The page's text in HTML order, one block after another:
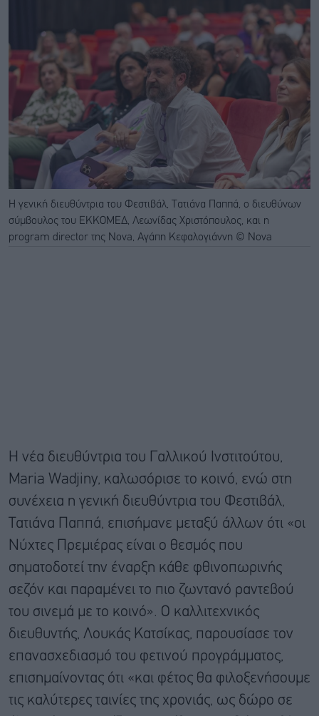
H γενική διευθύντρια του Φεστιβάλ, Τατιάνα Παππά, ο διευθύνων
σύμβουλος του ΕΚΚΟΜΕΔ, Λεωνίδας Χριστόπουλος, και η
program director της Nova, Αγάπη Κεφαλογιάννη © Nova
Η νέα διευθύντρια του Γαλλικού Ινστιτούτου,
Maria Wadjiny, καλωσόρισε το κοινό, ενώ στη
συνέχεια η γενική διευθύντρια του Φεστιβάλ,
Τατιάνα Παππά, επισήμανε μεταξύ άλλων ότι «οι
Νύχτες Πρεμιέρας είναι ο θεσμός που
σηματοδοτεί την έναρξη κάθε φθινοπωρινής
σεζόν και παραμένει το πιο ζωντανό ραντεβού
του σινεμά με το κοινό». Ο καλλιτεχνικός
διευθυντής, Λουκάς Κατσίκας, παρουσίασε τον
επανασχεδιασμό του φετινού προγράμματος,
επισημαίνοντας ότι «και φέτος θα φιλοξενήσουμε
τις καλύτερες ταινίες της χρονιάς, ως δώρο σε